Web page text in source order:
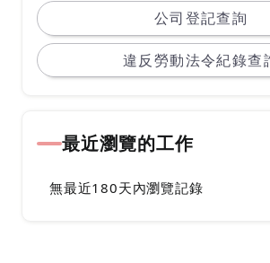
公司登記查詢
違反勞動法令紀錄查
最近瀏覽的工作
無最近180天內瀏覽記錄